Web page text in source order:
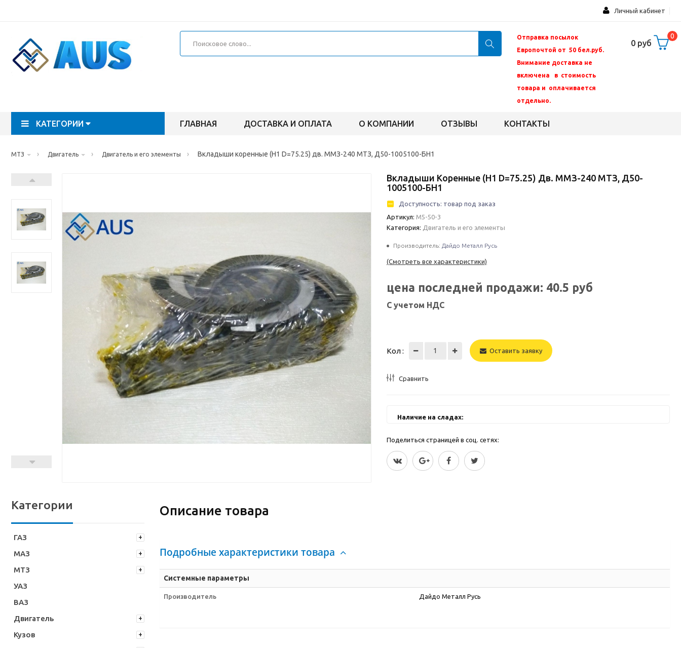
Личный кабинет
Отправка посылок
Европочтой от 50 бел.руб.
Внимание доставка не
включена в стоимость
товара и оплачивается
отдельно.
0 руб
0
КАТЕГОРИИ ГЛАВНАЯ ДОСТАВКА И ОПЛАТА О КОМПАНИИ ОТЗЫВЫ КОНТАКТЫ
МТЗ › Двигатель › Двигатель и его элементы › Вкладыши коренные (Н1 D=75.25) дв. ММЗ-240 МТЗ, Д50-1005100-БН1
Вкладыши Коренные (Н1 D=75.25) Дв. ММЗ-240 МТЗ, Д50-
1005100-БН1
Доступность: товар под заказ
Артикул: М5-50-3
Категория: Двигатель и его элементы
Производитель: Дайдо Металл Русь
(Смотреть все характеристики)
цена последней продажи: 40.5 руб
С учетом НДС
Кол : Оставить заявку
Сравнить
Наличие на сладах:
Поделиться страницей в соц. сетях:
Категории
ГАЗ
МАЗ
МТЗ
УАЗ
ВАЗ
Двигатель
Кузов
Описание товара
Подробные характеристики товара
Системные параметры
Производитель Дайдо Металл Русь